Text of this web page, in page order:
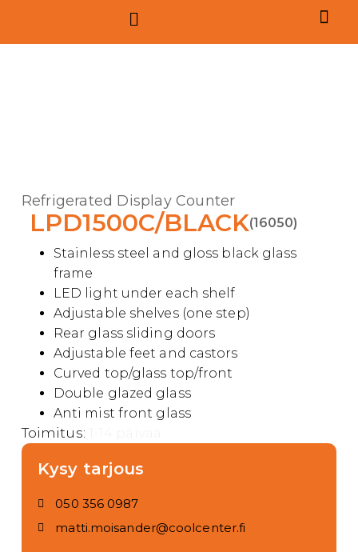
Refrigerated Display Counter
LPD1500C/BLACK(16050)
Stainless steel and gloss black glass
frame
LED light under each shelf
Adjustable shelves (one step)
Rear glass sliding doors
Adjustable feet and castors
Curved top/glass top/front
Double glazed glass
Anti mist front glass
Toimitus:
Kysy tarjous
050 356 0987
matti.moisander@coolcenter.fi